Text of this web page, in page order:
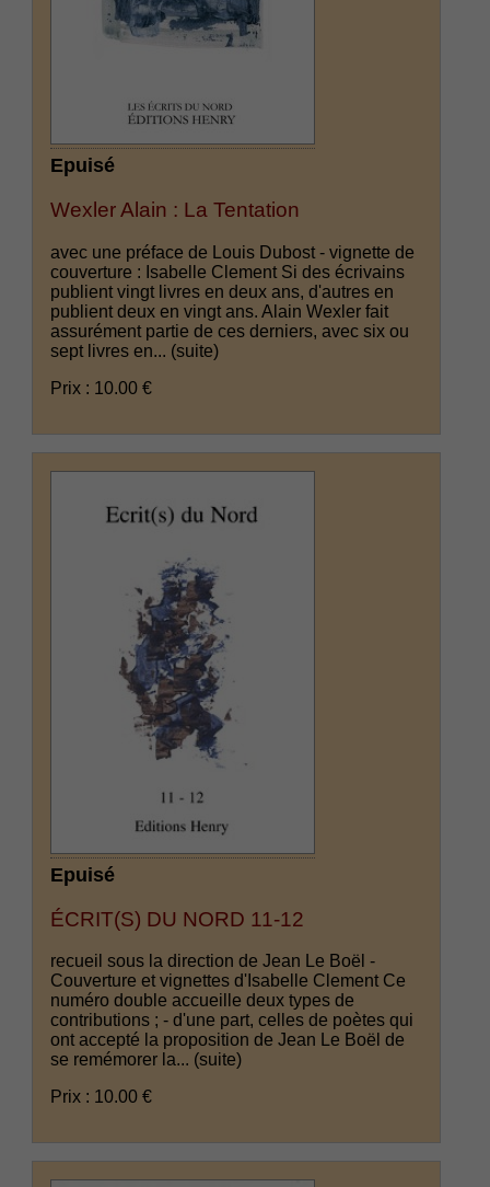
Epuisé
Wexler Alain : La Tentation
avec une préface de Louis Dubost - vignette de
couverture : Isabelle Clement Si des écrivains
publient vingt livres en deux ans, d'autres en
publient deux en vingt ans. Alain Wexler fait
assurément partie de ces derniers, avec six ou
sept livres en... (suite)
Prix : 10.00 €
Epuisé
ÉCRIT(S) DU NORD 11-12
recueil sous la direction de Jean Le Boël -
Couverture et vignettes d'Isabelle Clement Ce
numéro double accueille deux types de
contributions ; - d'une part, celles de poètes qui
ont accepté la proposition de Jean Le Boël de
se remémorer la... (suite)
Prix : 10.00 €